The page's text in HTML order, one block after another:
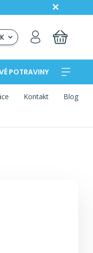
POTRAVINY
Kontakt Blog